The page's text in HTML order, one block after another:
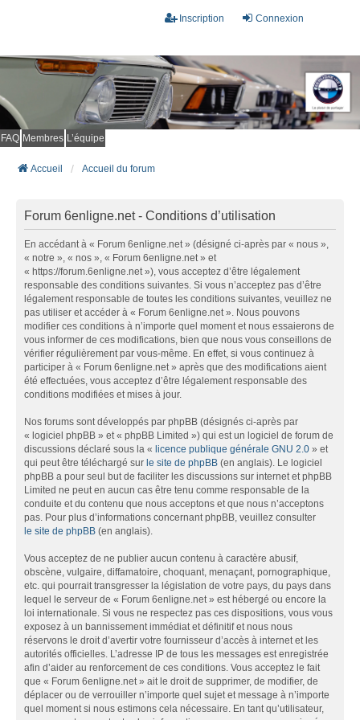
Connexion
Inscription
FAQ Membres L’équipe
Accueil Accueil du forum
Forum 6enligne.net - Conditions d’utilisation
En accédant à « Forum 6enligne.net » (désigné ci-après par « nous »,
« notre », « nos », « Forum 6enligne.net » et
« https://forum.6enligne.net »), vous acceptez d’être légalement
responsable des conditions suivantes. Si vous n’acceptez pas d’être
légalement responsable de toutes les conditions suivantes, veuillez ne
pas utiliser et accéder à « Forum 6enligne.net ». Nous pouvons
modifier ces conditions à n’importe quel moment et nous essaierons de
vous informer de ces modifications, bien que nous vous conseillons de
vérifier régulièrement par vous-même. En effet, si vous continuez à
participer à « Forum 6enligne.net » après que des modifications aient
été effectuées, vous acceptez d’être légalement responsable des
conditions modifiées et mises à jour.
Nos forums sont développés par phpBB (désignés ci-après par
« logiciel phpBB » et « phpBB Limited ») qui est un logiciel de forum de
discussions déclaré sous la « licence publique générale GNU 2.0 » et
qui peut être téléchargé sur le site de phpBB (en anglais). Le logiciel
phpBB a pour seul but de faciliter les discussions sur internet et phpBB
Limited ne peut en aucun cas être tenu comme responsable de la
conduite et du contenu que nous acceptons et que nous n’acceptons
pas. Pour plus d’informations concernant phpBB, veuillez consulter
le site de phpBB (en anglais).
Vous acceptez de ne publier aucun contenu à caractère abusif,
obscène, vulgaire, diffamatoire, choquant, menaçant, pornographique,
etc. qui pourrait transgresser la législation de votre pays, du pays dans
lequel le serveur de « Forum 6enligne.net » est hébergé ou encore la
loi internationale. Si vous ne respectez pas ces dispositions, vous vous
exposez à un bannissement immédiat et définitif et nous nous
réservons le droit d’avertir votre fournisseur d’accès à internet et les
autorités officielles. L’adresse IP de tous les messages est enregistrée
afin d’aider au renforcement de ces conditions. Vous acceptez le fait
que « Forum 6enligne.net » ait le droit de supprimer, de modifier, de
déplacer ou de verrouiller n’importe quel sujet et message à n’importe
quel moment si nous estimons cela nécessaire. En tant qu’utilisateur,